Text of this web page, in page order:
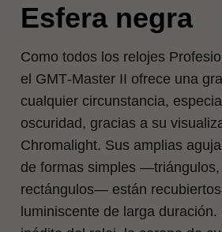
Esfera negra
Como todos los relojes
el GMT‑Master II ofrece una
cualquier circunstancia,
oscuridad, gracias a su
Chromalight. Sus amplias
de formas simples
rectángulos— están
luminiscente de larga duración.